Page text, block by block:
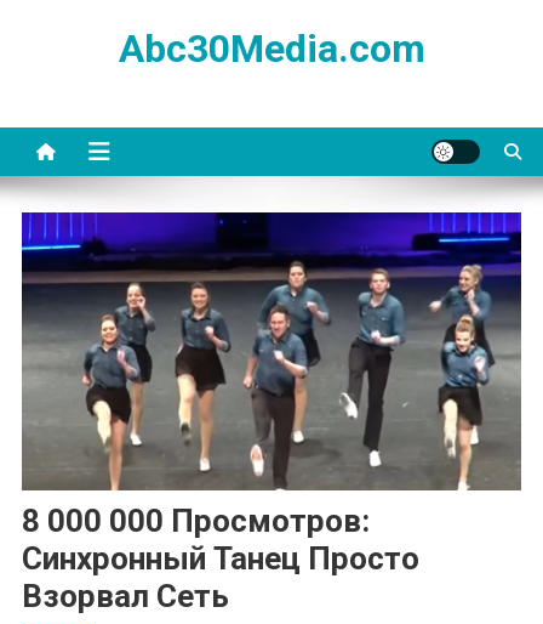
Abc30Media.com
8 000 000 Просмотров:
Синхронный Танец Просто
Взорвал Сеть